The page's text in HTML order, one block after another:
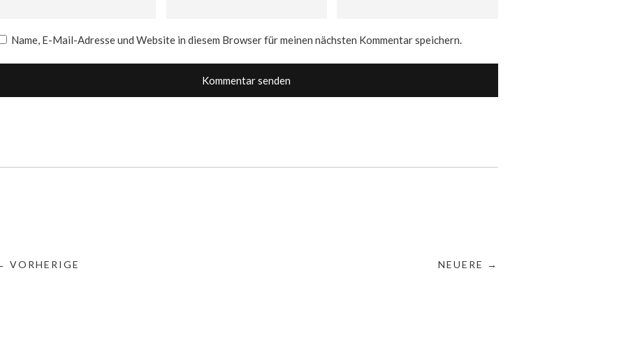
Name, E-Mail-Adresse und Website in diesem Browser für meinen nächsten Kommentar speichern.
VORHERIGE NEUERE →